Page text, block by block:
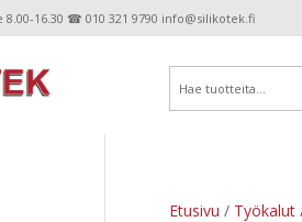
8.00-16.30 ☎ 010 321 9790 info@silikotek.fi
Etusivu / Työkalut